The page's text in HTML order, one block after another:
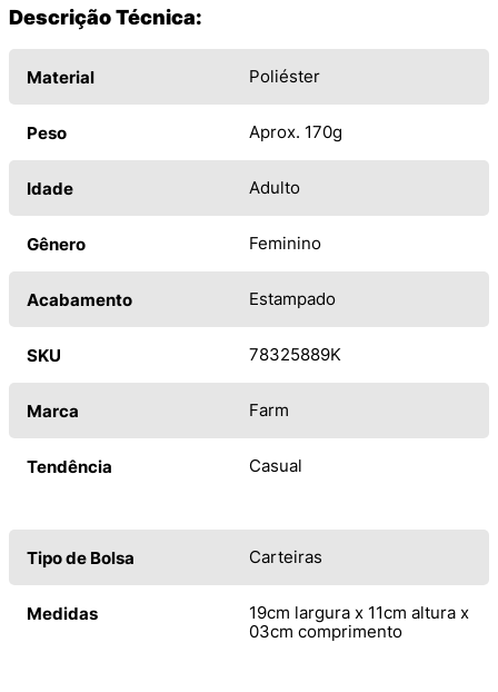
Descrição Técnica:
Material Poliéster
Peso Aprox. 170g
Idade Adulto
Gênero Feminino
Acabamento Estampado
SKU 78325889K
Marca Farm
Tendência Casual
Tipo de Bolsa Carteiras
Medidas
19cm largura x 11cm altura x
03cm comprimento